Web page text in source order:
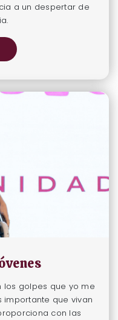
a un despertar de
los golpes que yo me
que vivan
con las